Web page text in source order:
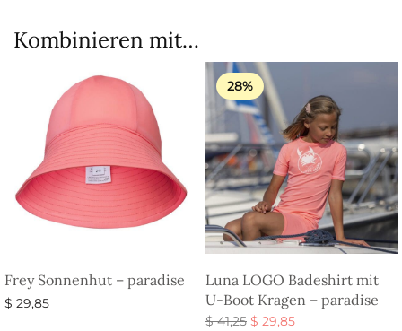
Kombinieren mit…
Frey Sonnenhut – paradise
$ 29,85
28%
Luna LOGO Badeshirt mit
U-Boot Kragen – paradise
$41,25 Ursprünglicher
$ 29,85Aktueller